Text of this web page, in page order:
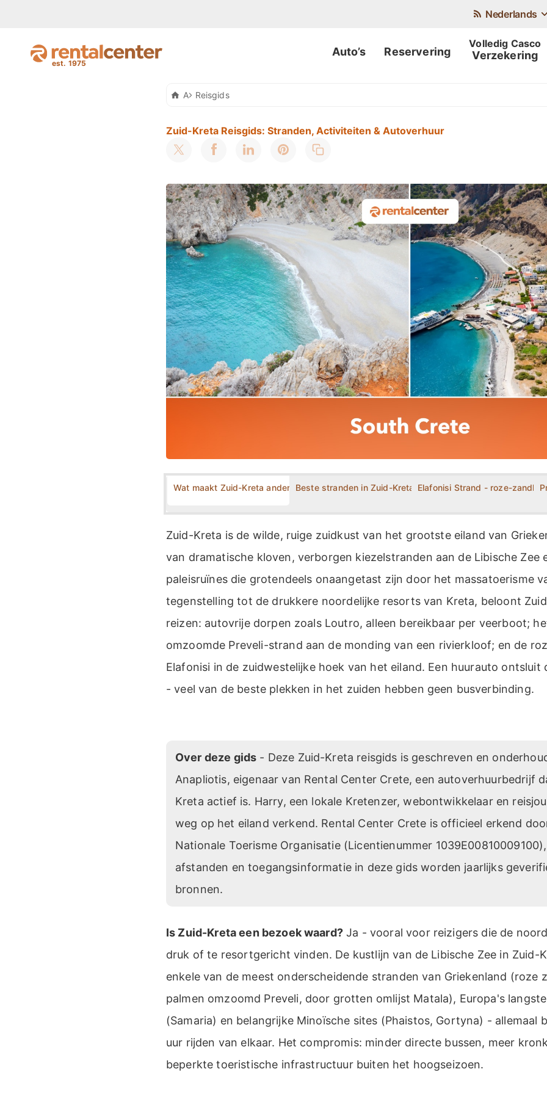
Auto Huren Kreta
Reisgids
Zuid-Kreta Reisgids: Stranden, Activiteiten & Autoverhuur
Wat maakt Zuid-Kreta anders dan Noord-Kreta?
Beste stranden in Zuid-Kreta Elafonisi Strand - roze-
Zuid-Kreta is de wilde, ruige zuidkust van het grootste eiland van
van dramatische kloven, verborgen kiezelstranden aan de Libische Zee
paleisruïnes die grotendeels onaangetast zijn door het massatoerisme
tegenstelling tot de drukkere noordelijke resorts van Kreta, beloont
reizen: autovrije dorpen zoals Loutro, alleen bereikbaar per veerboot;
omzoomde Preveli-strand aan de monding van een rivierkloof; en de
Elafonisi in de zuidwestelijke hoek van het eiland. Een huurauto ontsluit
- veel van de beste plekken in het zuiden hebben geen busverbinding.
Over deze gids - Deze Zuid-Kreta reisgids is geschreven en
Anapliotis, eigenaar van Rental Center Crete, een autoverhuurbedrijf
Kreta actief is. Harry, een lokale Kretenzer, webontwikkelaar en
weg op het eiland verkend. Rental Center Crete is officieel erkend
Nationale Toerisme Organisatie (Licentienummer
afstanden en toegangsinformatie in deze gids worden jaarlijks
bronnen.
Is Zuid-Kreta een bezoek waard?Ja - vooral voor reizigers die de
druk of te resortgericht vinden. De kustlijn van de Libische Zee in Zuid-
enkele van de meest onderscheidende stranden van Griekenland (roze
palmen omzoomd Preveli, door grotten omlijst Matala), Europa's
(Samaria) en belangrijke Minoïsche sites (Phaistos, Gortyna) - allemaal
uur rijden van elkaar. Het compromis: minder directe bussen, meer
beperkte toeristische infrastructuur buiten het hoogseizoen.
Nederlands
Auto’s Reservering Verzekering